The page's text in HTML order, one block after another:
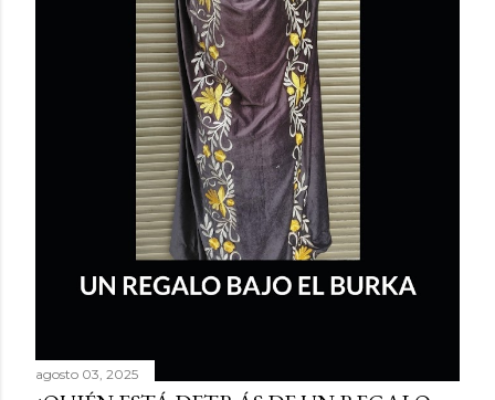
agosto 03, 2025